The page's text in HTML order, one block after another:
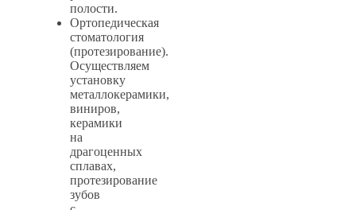
полости.
Ортопедическая
стоматология
(протезирование).
Осуществляем
установку
металлокерамики,
виниров,
керамики
на
драгоценных
сплавах,
протезирование
зубов